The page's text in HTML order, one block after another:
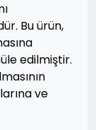
Bu ürün,
edilmiştir.
ve